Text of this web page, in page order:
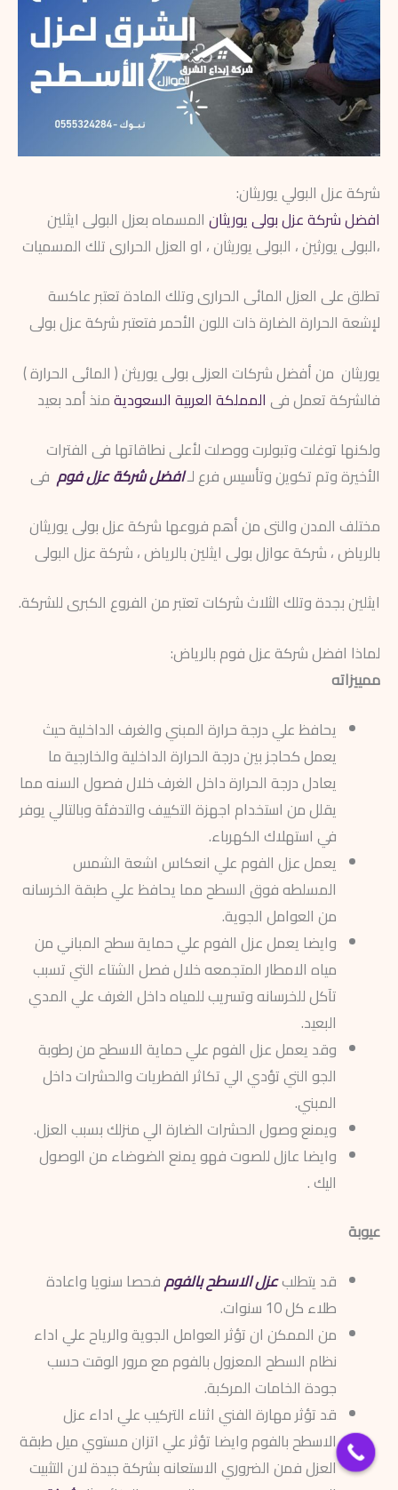
شركة عزل البولي يوريثان:
افضل شركة عزل بولى يوريثان المسماه بعزل البولى ايثلين
،البولى يورثين ، البولى يوريثان ، او العزل الحرارى تلك المسميات
تطلق على العزل المائى الحرارى وتلك المادة تعتبر عاكسة
لإشعة الحرارة الضارة ذات اللون الأحمر فتعتبر شركة عزل بولى
يوريثان من أفضل شركات العزلى بولى يوريثن ( المائى الحرارة )
فالشركة تعمل فى المملكة العربية السعوديةمنذ أمد بعيد
ولكنها توغلت وتبولرت ووصلت لأعلى نطاقاتها فى الفترات
الأخيرة وتم تكوين وتأسيس فرع لـافضل شركة عزل فوم فى
مختلف المدن والتى من أهم فروعها شركة عزل بولى يوريثان
بالرياض ، شركة عوازل بولى ايثلين بالرياض ، شركة عزل البولى
ايثلين بجدة وتلك الثلاث شركات تعتبر من الفروع الكبرى للشركة.
لماذا افضل شركة عزل فوم بالرياض:
ممييزاته
يحافظ علي درجة حرارة المبني والغرف الداخلية حيث
يعمل كحاجز بين درجة الحرارة الداخلية والخارجية ما
يعادل درجة الحرارة داخل الغرف خلال فصول السنه مما
يقلل من استخدام اجهزة التكييف والتدفئة وبالتالي يوفر
في استهلاك الكهرباء.
يعمل عزل الفوم علي انعكاس اشعة الشمس
المسلطه فوق السطح مما يحافظ علي طبقة الخرسانه
من العوامل الجوية.
وايضا يعمل عزل الفوم علي حماية سطح المباني من
مياه الامطار المتجمعه خلال فصل الشتاء التي تسبب
تآكل للخرسانه وتسريب للمياه داخل الغرف علي المدي
البعيد.
وقد يعمل عزل الفوم علي حماية الاسطح من رطوبة
الجو التي تؤدي الي تكاثر الفطريات والحشرات داخل
المبني.
ويمنع وصول الحشرات الضارة الي منزلك بسبب العزل.
وايضا عازل للصوت فهو يمنع الضوضاء من الوصول
اليك .
عيوبة
قد يتطلبعزل الاسطح بالفومفحصا سنويا واعادة
طلاء كل 10 سنوات.
من الممكن ان تؤثر العوامل الجوية والرياح علي اداء
نظام السطح المعزول بالفوم مع مرور الوقت حسب
جودة الخامات المركبة.
قد تؤثر مهارة الفني اثناء التركيب علي اداء عزل
الاسطح بالفوم وايضا تؤثر علي اتزان مستوي ميل طبقة
العزل فمن الضروري الاستعانه بشركة جيدة لان التثبيت